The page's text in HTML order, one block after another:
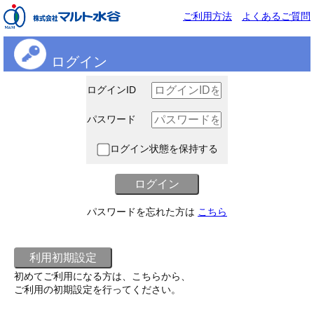
ご利用方法 よくあるご質問
ログイン
ログインID
パスワード
ログイン状態を保持する
パスワードを忘れた方は こちら
初めてご利用になる方は、こちらから、
ご利用の初期設定を行ってください。